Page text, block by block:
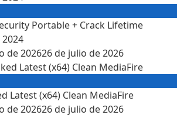
Portable + Crack Lifetime
de 202626 de julio de 2026
Latest (x64) Clean MediaFire
de 202626 de julio de 2026